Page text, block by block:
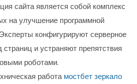
сайта является собой комплекс
на улучшение программной
конфигурируют серверное
и устраняют препятствия
роботами.
работамостбет зеркало